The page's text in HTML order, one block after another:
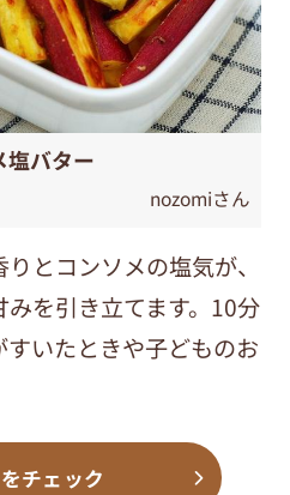
塩バター
nozomiさん
とコンソメの塩気が、
を引き立てます。10分
いたときや子どものお
チェック